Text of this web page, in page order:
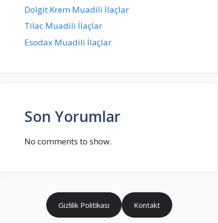
Dolgit Krem Muadili İlaçlar
Tilac Muadili İlaçlar
Esodax Muadili İlaçlar
Son Yorumlar
No comments to show.
Gizlilik Politikası Kontakt